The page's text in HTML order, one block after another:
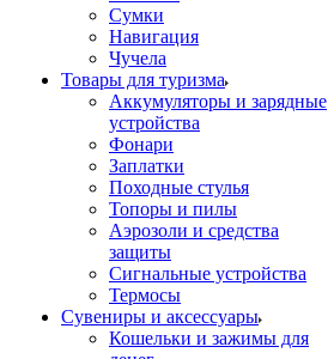
Сумки
Навигация
Чучела
Товары для туризма
Аккумуляторы и зарядные
устройства
Фонари
Заплатки
Походные стулья
Топоры и пилы
Аэрозоли и средства
защиты
Сигнальные устройства
Термосы
Сувениры и аксессуары
Кошельки и зажимы для